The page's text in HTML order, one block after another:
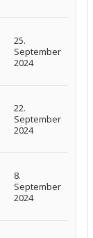
25.
September
2024
22.
September
2024
8.
September
2024